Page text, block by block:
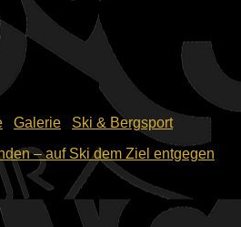
Galerie
Ski & Bergsport
– auf Ski dem Ziel entgegen